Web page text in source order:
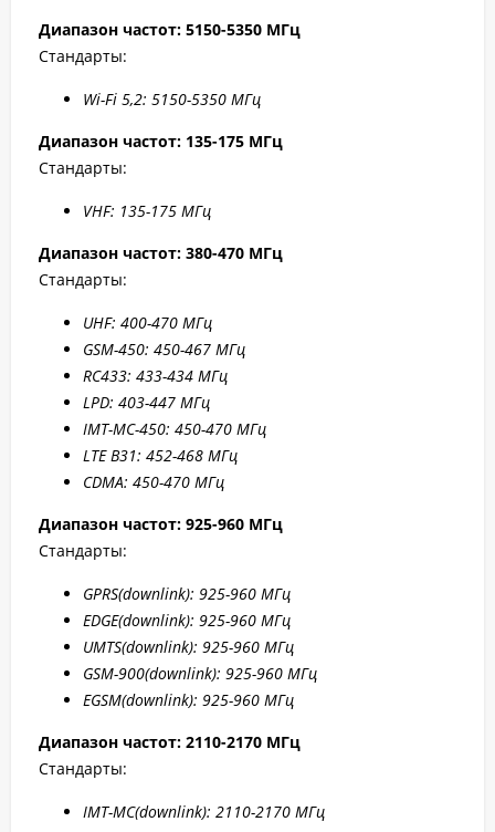
Диапазон частот: 5150-5350 МГц
Стандарты:
Wi-Fi 5,2: 5150-5350 МГц
Диапазон частот: 135-175 МГц
Стандарты:
VHF: 135-175 МГц
Диапазон частот: 380-470 МГц
Стандарты:
UHF: 400-470 МГц
GSM-450: 450-467 МГц
RC433: 433-434 МГц
LPD: 403-447 МГц
IMT-MC-450: 450-470 МГц
LTE B31: 452-468 МГц
CDMA: 450-470 МГц
Диапазон частот: 925-960 МГц
Стандарты:
GPRS(downlink): 925-960 МГц
EDGE(downlink): 925-960 МГц
UMTS(downlink): 925-960 МГц
GSM-900(downlink): 925-960 МГц
EGSM(downlink): 925-960 МГц
Диапазон частот: 2110-2170 МГц
Стандарты:
IMT-MC(downlink): 2110-2170 МГц